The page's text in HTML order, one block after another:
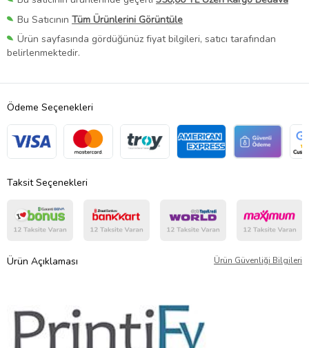
Bu Satıcının Tüm Ürünlerini Görüntüle
Ürün sayfasında gördüğünüz fiyat bilgileri, satıcı tarafından
belirlenmektedir.
Ödeme Seçenekleri
Taksit Seçenekleri
Ürün Açıklaması Ürün Güvenliği Bilgileri